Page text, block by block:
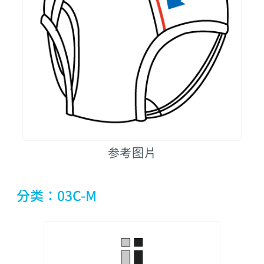
参考图片
分类：03C-M